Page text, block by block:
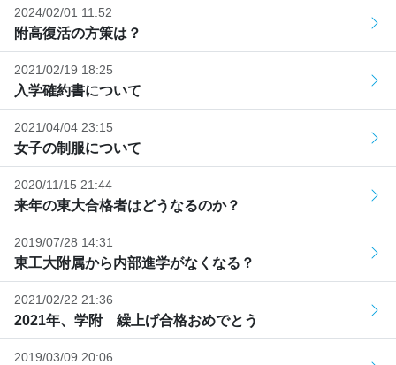
2024/02/01 11:52
附高復活の方策は？
2021/02/19 18:25
入学確約書について
2021/04/04 23:15
女子の制服について
2020/11/15 21:44
来年の東大合格者はどうなるのか？
2019/07/28 14:31
東工大附属から内部進学がなくなる？
2021/02/22 21:36
2021年、学附 繰上げ合格おめでとう
2019/03/09 20:06